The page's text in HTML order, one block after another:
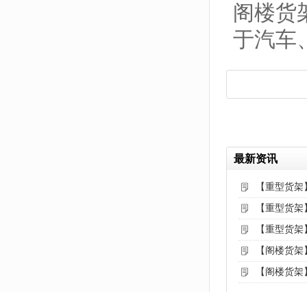
阁楼货
于汽车
最新资讯
【重型货
【重型货
【重型货
【阁楼货
【阁楼货